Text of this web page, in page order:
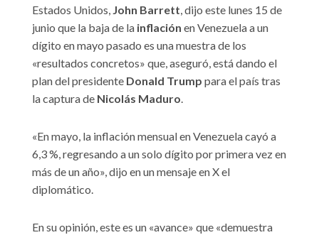
Estados Unidos, John Barrett, dijo este lunes 15 de
junio que la baja de la inflación en Venezuela a un
dígito en mayo pasado es una muestra de los
«resultados concretos» que, aseguró, está dando el
plan del presidente Donald Trump para el país tras
la captura de Nicolás Maduro.
«En mayo, la inflación mensual en Venezuela cayó a
6,3 %, regresando a un solo dígito por primera vez en
más de un año», dijo en un mensaje en X el
diplomático.
En su opinión, este es un «avance» que «demuestra